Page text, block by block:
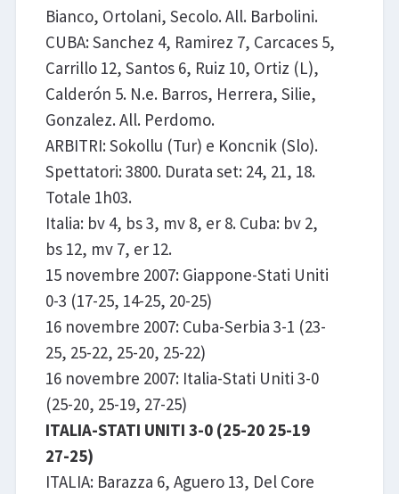
Bianco, Ortolani, Secolo. All. Barbolini.
CUBA: Sanchez 4, Ramirez 7, Carcaces 5,
Carrillo 12, Santos 6, Ruiz 10, Ortiz (L),
Calderón 5. N.e. Barros, Herrera, Silie,
Gonzalez. All. Perdomo.
ARBITRI: Sokollu (Tur) e Koncnik (Slo).
Spettatori: 3800. Durata set: 24, 21, 18.
Totale 1h03.
Italia: bv 4, bs 3, mv 8, er 8. Cuba: bv 2,
bs 12, mv 7, er 12.
15 novembre 2007: Giappone-Stati Uniti
0-3 (17-25, 14-25, 20-25)
16 novembre 2007: Cuba-Serbia 3-1 (23-
25, 25-22, 25-20, 25-22)
16 novembre 2007: Italia-Stati Uniti 3-0
(25-20, 25-19, 27-25)
ITALIA-STATI UNITI 3-0 (25-20 25-19
27-25)
ITALIA: Barazza 6, Aguero 13, Del Core